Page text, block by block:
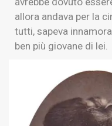
allora andava per la
tutti, sapeva
ben più giovane di lei.